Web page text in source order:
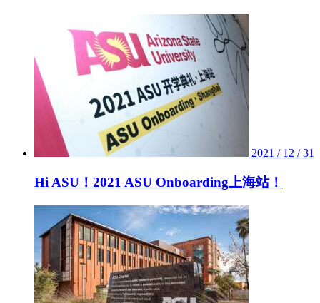
2021 / 12 / 31
Hi ASU！2021 ASU Onboarding上海站！